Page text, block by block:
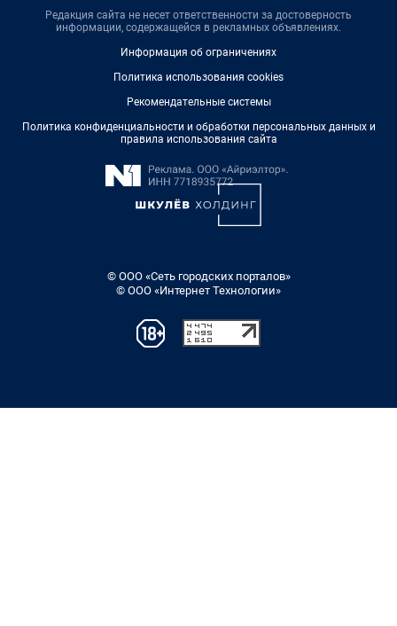
Редакция сайта не несет ответственности за достоверность
информации, содержащейся в рекламных объявлениях.
Информация об ограничениях
Политика использования cookies
Рекомендательные системы
Политика конфиденциальности и обработки персональных данных и
правила использования сайта
© ООО «Сеть городских порталов»
© ООО «Интернет Технологии»